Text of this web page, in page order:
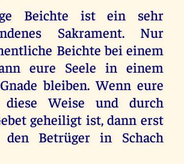
Beichte ist ein sehr
Sakrament. Nur
Beichte bei einem
eure Seele in einem
bleiben. Wenn eure
diese Weise und durch
geheiligt ist, dann erst
Betrüger in Schach